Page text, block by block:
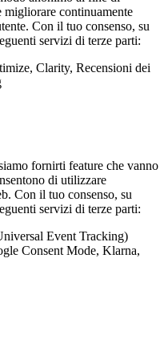
continuamente
Con il tuo consenso, su
servizi di terze parti:
Clarity, Recensioni dei
fornirti feature che vanno
di utilizzare
Con il tuo consenso, su
servizi di terze parti:
Event Tracking)
Consent Mode, Klarna,